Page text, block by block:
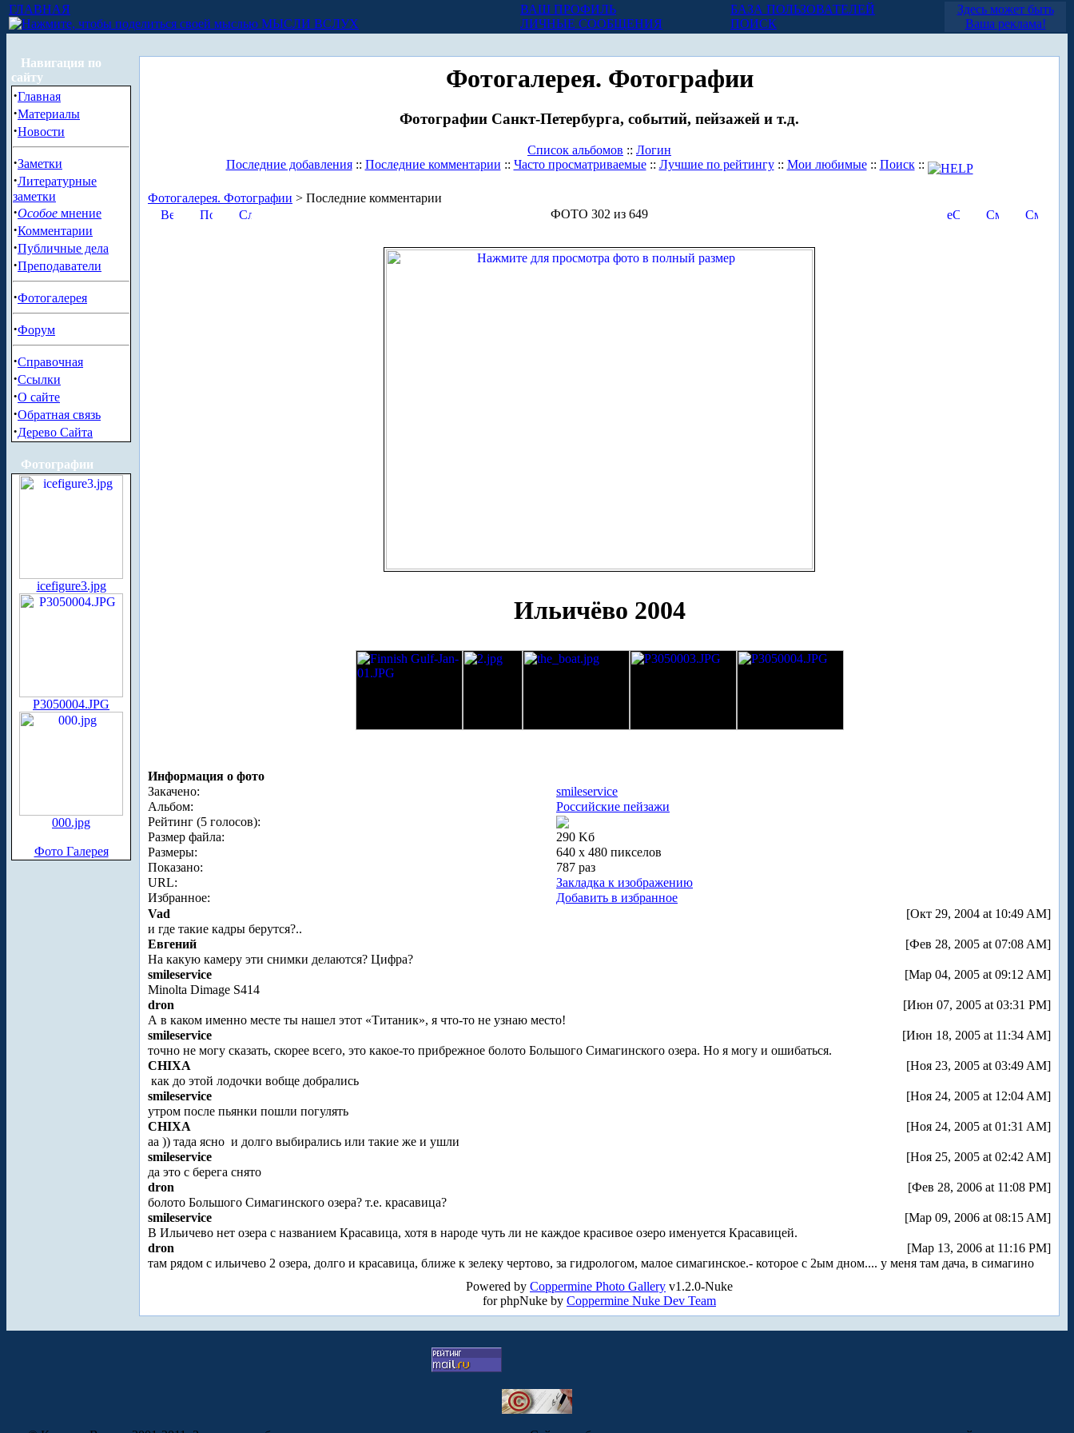
ГЛАВНАЯ
МЫСЛИ ВСЛУХ
ВАШ ПРОФИЛЬ
ЛИЧНЫЕ СООБЩЕНИЯ
БАЗА ПОЛЬЗОВАТЕЛЕЙ
ПОИСК
Здесь может быть
Ваша реклама!
Навигация по
сайту
·Главная
·Материалы
·Новости
·Заметки
·Литературные
заметки
·Особое мнение
·Комментарии
·Публичные дела
·Преподаватели
·Фотогалерея
·Форум
·Справочная
·Ссылки
·О сайте
·Обратная связь
·Дерево Сайта
Фотографии
icefigure3.jpg
P3050004.JPG
000.jpg
Фото Галерея
Фотогалерея. Фотографии
Фотографии Санкт-Петербурга, событий, пейзажей и т.д.
Список альбомов :: Логин
Последние добавления:: Последние комментарии :: Часто просматриваемые:: Лучшие по рейтингу:: Мои любимые:: Поиск::
Фотогалерея. Фотографии > Последние комментарии
ФОТО 302 из 649
Ильичёво 2004
Информация о фото
Закачено:
smileservice
Альбом:
Российские пейзажи
Рейтинг (5 голосов):
Размер файла:
290 Kб
Размеры:
640 x 480 пикселов
Показано:
787 раз
URL:
Закладка к изображению
Избранное:
Добавить в избранное
Vad
[Окт 29, 2004 at 10:49 AM]
и где такие кадры берутся?..
Евгений
[Фев 28, 2005 at 07:08 AM]
На какую камеру эти снимки делаются? Цифра?
smileservice
[Мар 04, 2005 at 09:12 AM]
Minolta Dimage S414
dron
[Июн 07, 2005 at 03:31 PM]
А в каком именно месте ты нашел этот «Титаник», я что-то не узнаю место!
smileservice
[Июн 18, 2005 at 11:34 AM]
точно не могу сказать, скорее всего, это какое-то прибрежное болото Большого Симагинского озера. Но я могу и ошибаться.
CHIXA
[Ноя 23, 2005 at 03:49 AM]
как до этой лодочки вобще добрались
smileservice
[Ноя 24, 2005 at 12:04 AM]
утром после пьянки пошли погулять
CHIXA
[Ноя 24, 2005 at 01:31 AM]
аа )) тада ясно и долго выбирались или такие же и ушли
smileservice
[Ноя 25, 2005 at 02:42 AM]
да это с берега снято
dron
[Фев 28, 2006 at 11:08 PM]
болото Большого Симагинского озера? т.е. красавица?
smileservice
[Мар 09, 2006 at 08:15 AM]
В Ильичево нет озера с названием Красавица, хотя в народе чуть ли не каждое красивое озеро именуется Красавицей.
dron
[Мар 13, 2006 at 11:16 PM]
там рядом с ильичево 2 озера, долго и красавица, ближе к зелеку чертово, за гидрологом, малое симагинское.- которое с 2ым дном.... у меня там дача, в симагино
Powered by Coppermine Photo Gallery v1.2.0-Nuke
for phpNuke by Coppermine Nuke Dev Team